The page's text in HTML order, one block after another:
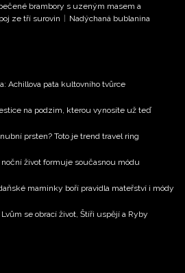
brambory s uzeným masem a
ze tří surovin | Nadýchaná bublanina
Achillova pata kultovního tvůrce
na podzim, kterou vynosíte už teď
prsten? Toto je trend travel ring
život formuje současnou módu
maminky boří pravidla mateřství i módy
se obrací život, Štíři uspějí a Ryby